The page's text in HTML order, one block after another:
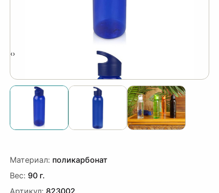
‹›
Материал: поликарбонат
Вес: 90 г.
Артикул: 823002